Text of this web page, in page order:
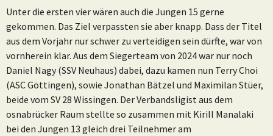
Unter die ersten vier wären auch die Jungen 15 gerne
gekommen. Das Ziel verpassten sie aber knapp. Dass der Titel
aus dem Vorjahr nur schwer zu verteidigen sein dürfte, war von
vornherein klar. Aus dem Siegerteam von 2024 war nur noch
Daniel Nagy (SSV Neuhaus) dabei, dazu kamen nun Terry Choi
(ASC Göttingen), sowie Jonathan Bätzel und Maximilan Stüer,
beide vom SV 28 Wissingen. Der Verbandsligist aus dem
osnabrücker Raum stellte so zusammen mit Kirill Manalaki
bei den Jungen 13 gleich drei Teilnehmer am